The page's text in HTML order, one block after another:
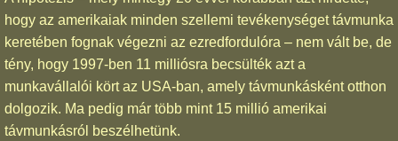
hogy az amerikaiak minden szellemi tevékenységet távmunka
keretében fognak végezni az ezredfordulóra – nem vált be, de
tény, hogy 1997-ben 11 milliósra becsülték azt a
munkavállalói kört az USA-ban, amely távmunkásként otthon
dolgozik. Ma pedig már több mint 15 millió amerikai
távmunkásról beszélhetünk.